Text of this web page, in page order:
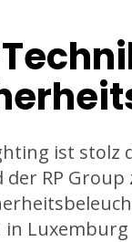
ist stolz
der RP
in